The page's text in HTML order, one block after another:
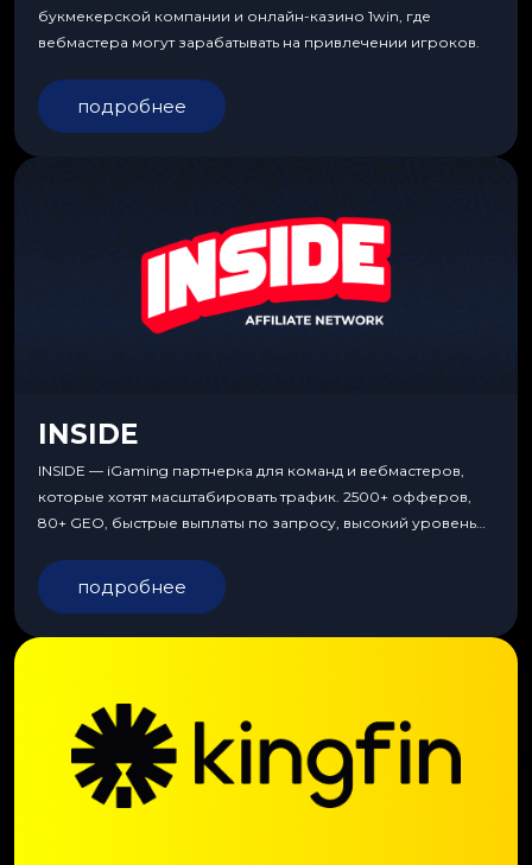
букмекерской компании и онлайн-казино 1win, где
вебмастера могут зарабатывать на привлечении игроков.
подробнее
INSIDE
INSIDE — iGaming партнерка для команд и вебмастеров,
которые хотят масштабировать трафик. 2500+ офферов,
80+ GEO, быстрые выплаты по запросу, высокий уровень
подробнее